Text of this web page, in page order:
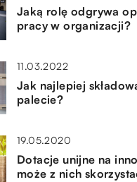
Jaką rolę odgrywa
pracy w organizacji?
11.03.2022
Jak najlepiej
palecie?
19.05.2020
Dotacje unijne na
może z nich